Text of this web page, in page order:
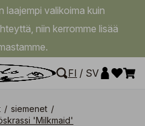
laajempi valikoima kuin
niin kerromme lisää
FI / SV
/ siemenet /
'Milkmaid'